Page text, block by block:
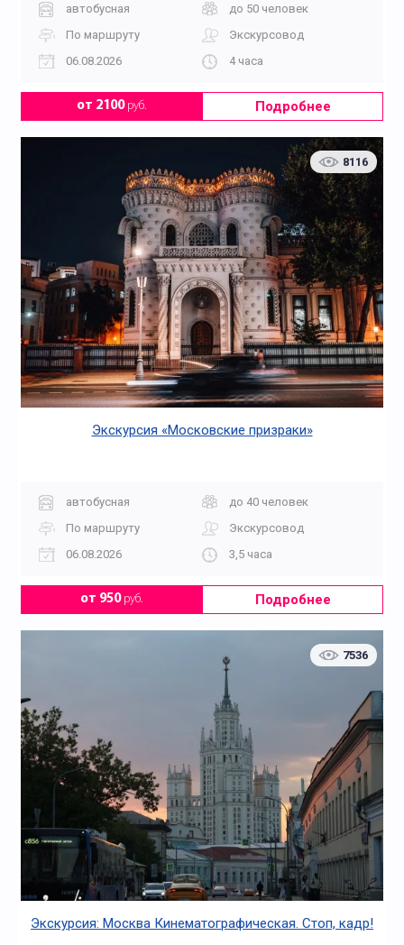
автобусная
до 50 человек
По маршруту
Экскурсовод
06.08.2026
4 часа
от 2100руб. Подробнее
8116
Экскурсия «Московские призраки»
автобусная
до 40 человек
По маршруту
Экскурсовод
06.08.2026
3,5 часа
от 950руб. Подробнее
7536
Экскурсия: Москва Кинематографическая. Стоп, кадр!